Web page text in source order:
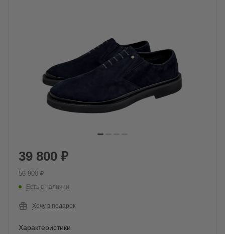
39 800 ₽
56 900₽
Есть в наличии
Хочу в подарок
Характеристики